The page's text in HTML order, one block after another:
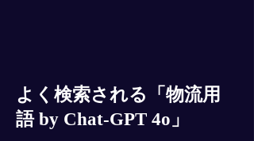
よく検索される「物流用
語 by Chat-GPT 4o」